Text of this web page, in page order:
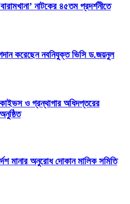
নাটকের ৪৫তম প্রদর্শনীতে
করেছেন নবনিযুক্ত ভিসি ড.জয়নুল
ও গ্রন্থাগার অধিদপ্তরের
মানার অনুরোধ দোকান মালিক সমিতি